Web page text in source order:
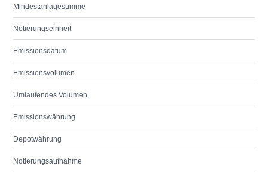
Mindestanlagesumme
Notierungseinheit
Emissionsdatum
Emissionsvolumen
Umlaufendes Volumen
Emissionswährung
Depotwährung
Notierungsaufnahme